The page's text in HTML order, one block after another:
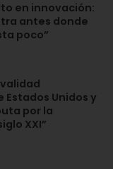
en innovación:
antes donde
poco”
Unidos y
por la
XXI”